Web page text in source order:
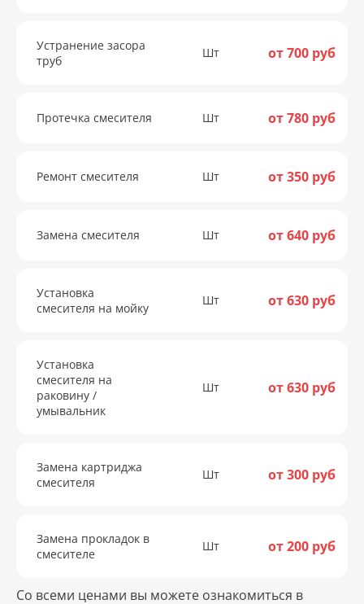
Устранение засора
труб
Шт от 700 руб
Протечка смесителя Шт от 780 руб
Ремонт смесителя Шт от 350 руб
Замена смесителя Шт от 640 руб
Установка
смесителя на мойку
Шт от 630 руб
Установка
смесителя на
раковину /
умывальник
Шт от 630 руб
Замена картриджа
смесителя
Шт от 300 руб
Замена прокладок в
смесителе
Шт от 200 руб
Со всеми ценами вы можете ознакомиться в